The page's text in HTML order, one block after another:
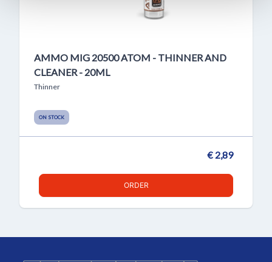
AMMO MIG 20500 ATOM - THINNER AND
CLEANER - 20ML
Thinner
ON STOCK
€ 2,89
ORDER